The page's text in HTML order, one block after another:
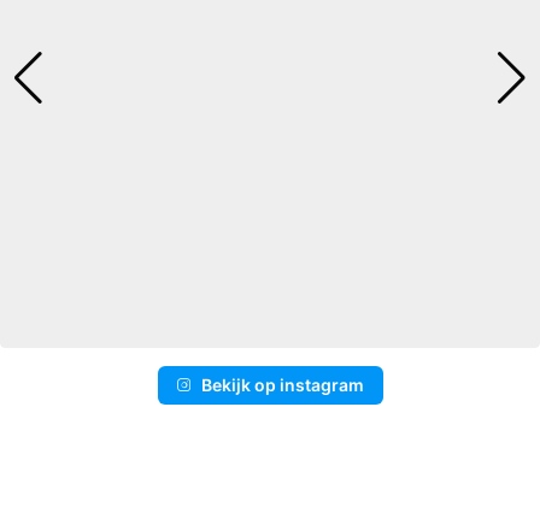
Bekijk op instagram